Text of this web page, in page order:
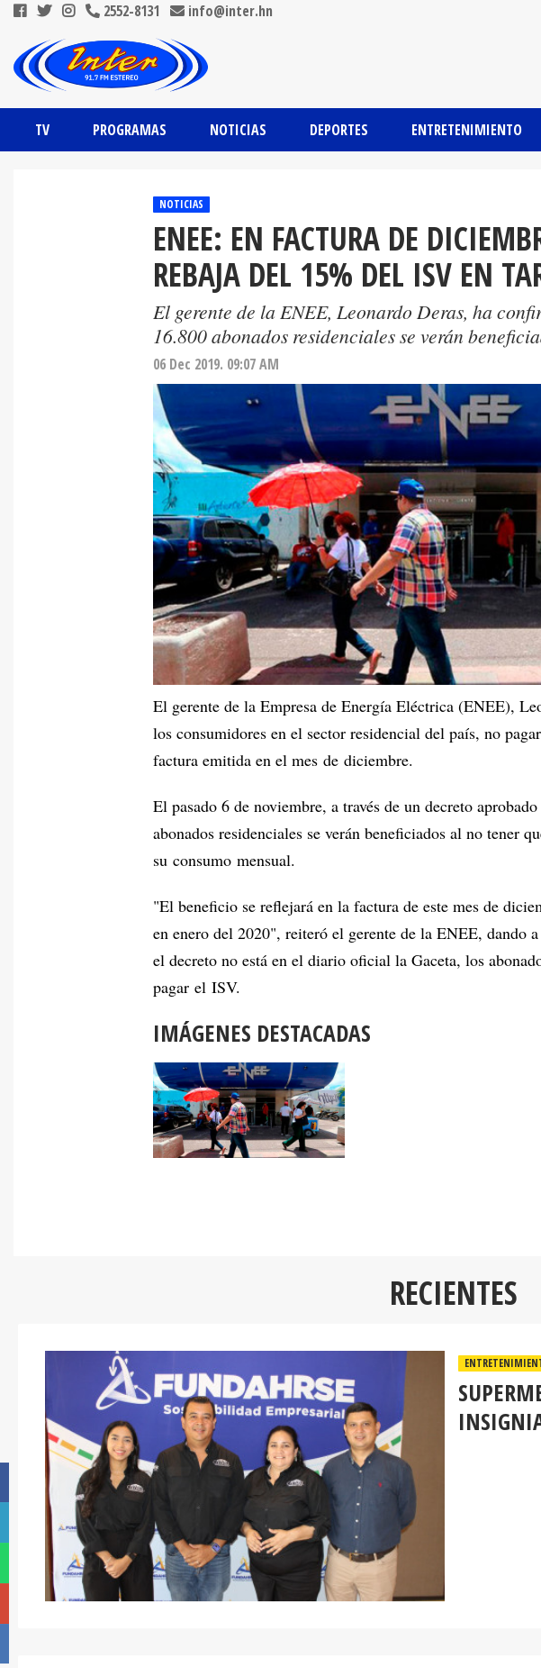
2552-8131 info@inter.hn
TV PROGRAMAS NOTICIAS DEPORTES ENTRETENIMIENTO
NOTICIAS
ENEE: EN FACTURA DE
REBAJA DEL 15% DEL ISV EN
El gerente de la ENEE, Leonardo Deras, ha
16.800 abonados residenciales se verán
06 Dec 2019. 09:07 AM
El gerente de la Empresa de Energía Eléctrica (ENEE),
los consumidores en el sector residencial del país, no
factura emitida en el mes de diciembre.
El pasado 6 de noviembre, a través de un decreto
abonados residenciales se verán beneficiados al no tener
su consumo mensual.
"El beneficio se reflejará en la factura de este mes de
en enero del 2020", reiteró el gerente de la ENEE, dando
el decreto no está en el diario oficial la Gaceta, los
pagar el ISV.
IMÁGENES DESTACADAS
RECIENTES